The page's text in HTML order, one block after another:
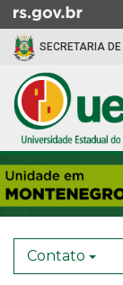
para
conteúdo
para
menu
Ir
para
busca
SECRETARIA
Início
do
conteúdo
Contato